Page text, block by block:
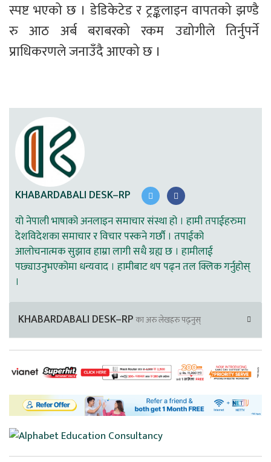
स्पष्ट भएको छ । डेडिकेटेड र ट्रङ्कलाइन वापतको झण्डै
रु आठ अर्ब बराबरको रकम उद्योगीले तिर्नुपर्ने
प्राधिकरणले जनाउँदै आएको छ ।
KHABARDABALI DESK–RP
यो नेपाली भाषाको अनलाइन समाचार संस्था हो । हामी तपाईहरुमा
देशविदेशका समाचार र विचार पस्कने गर्छौ । तपाईको
आलोचनात्मक सुझाव हाम्रा लागी सधै ग्रह्य छ । हामीलाई
पछ्याउनुभएकोमा धन्यवाद । हामीबाट थप पढ्न तल क्लिक गर्नुहोस्
।
KHABARDABALI DESK–RPका अरु लेखहरु पढ्नुस्